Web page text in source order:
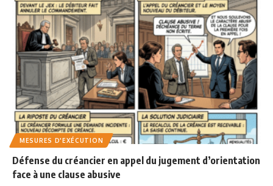
MESURES D'EXÉCUTION
Défense du créancier en appel du jugement d’orientation
face à une clause abusive